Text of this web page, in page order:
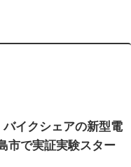
イクシェアの新型電
市で実証実験スター